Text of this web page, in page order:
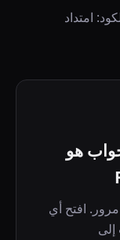
امتداد
هو
مرور. افتح أي